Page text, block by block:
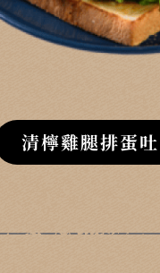
清檸雞腿排蛋